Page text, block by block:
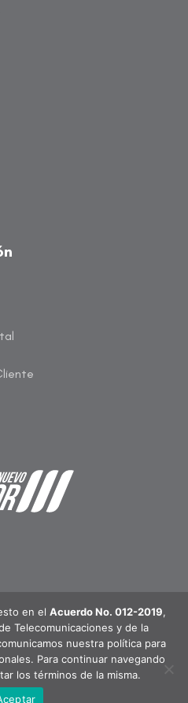
500
en el Acuerdo No. 012-2019,
Telecomunicaciones y de la
nuestra política para
Para continuar navegando
los términos de la misma.